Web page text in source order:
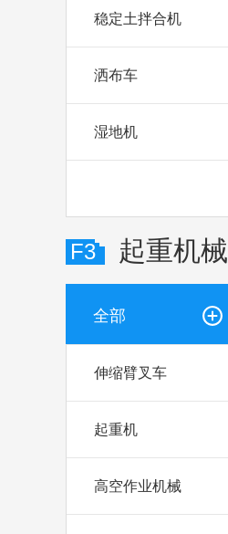
稳定土拌合机
洒布车
湿地机
F3 起重机械
全部
伸缩臂叉车
起重机
高空作业机械